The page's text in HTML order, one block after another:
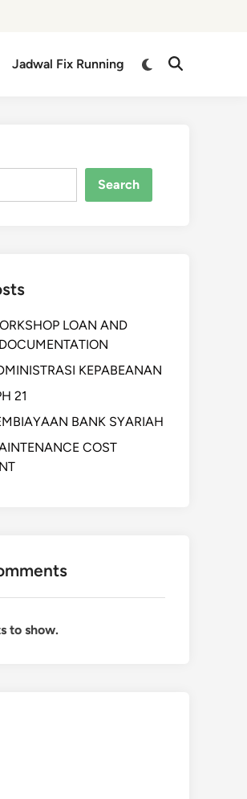
Jadwal Fix Running
Search
LOAN AND
KEPABEANAN
21
BANK SYARIAH
COST
to show.